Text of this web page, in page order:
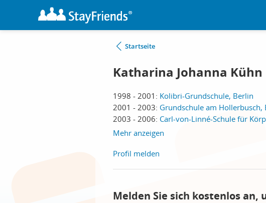
Startseite
Katharina Johanna Kühn
1998 - 2001: Kolibri-Grundschule, Berlin
2001 - 2003: Grundschule am Hollerbusch,
2003 - 2006: Carl-von-Linné-Schule für
Mehr anzeigen
Profil melden
Melden Sie sich kostenlos